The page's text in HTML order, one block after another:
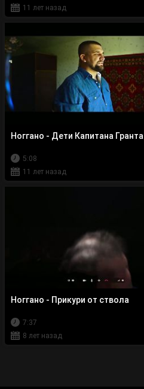
11 лет назад
Ноггано - Дети Капитана Гранта
5:08
11 лет назад
Ноггано - Прикури от ствола
7:37
8 лет назад